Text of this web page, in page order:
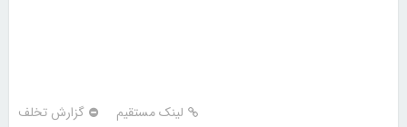
لینک مستقیم گزارش تخلف